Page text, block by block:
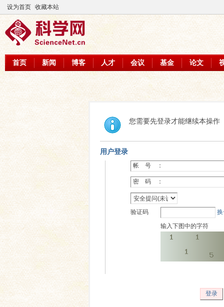
设为首页 收藏本站
首页 新闻 博客 人才 会议 基金 论文
您需要先登录才能继续本操作
用户登录
帐 号 ：
密 码 ：
验证码
输入下图中的字符
登录